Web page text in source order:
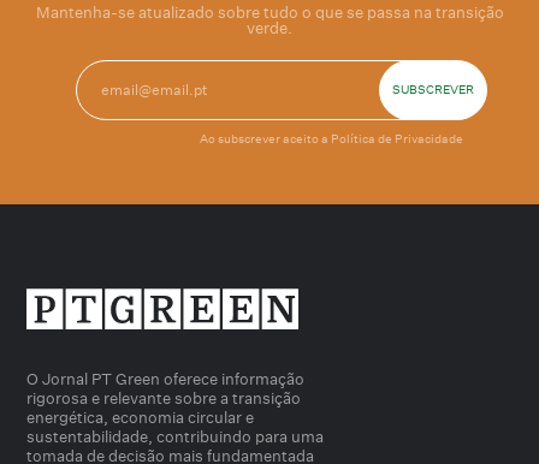
Mantenha-se atualizado sobre tudo o que se passa na transição
verde.
Ao subscrever aceito a Política de Privacidade
O Jornal PT Green oferece informação
rigorosa e relevante sobre a transição
energética, economia circular e
sustentabilidade, contribuindo para uma
tomada de decisão mais fundamentada